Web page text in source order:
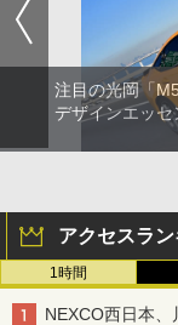
注目の光岡「
デザインエッ
アクセスラ
1時間
NEXCO西日本